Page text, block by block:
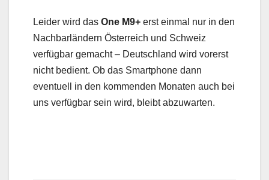
Leider wird das One M9+ erst einmal nur in den
Nachbarländern Österreich und Schweiz
verfügbar gemacht – Deutschland wird vorerst
nicht bedient. Ob das Smartphone dann
eventuell in den kommenden Monaten auch bei
uns verfügbar sein wird, bleibt abzuwarten.